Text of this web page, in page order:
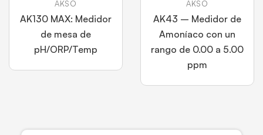
AKSO
AK130 MAX: Medidor
de mesa de
pH/ORP/Temp
AKSO
AK43 – Medidor de
Amoníaco con un
rango de 0.00 a 5.00
ppm